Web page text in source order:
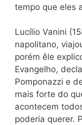
tempo que eles
Lucílio Vanini
napolitano,
porém êle
Evangelho,
Pomponazzi e
mais forte do
acontecem
poderia querer.